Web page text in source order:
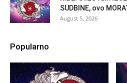
SUDBINE, ovo
August 5, 2026
Popularno